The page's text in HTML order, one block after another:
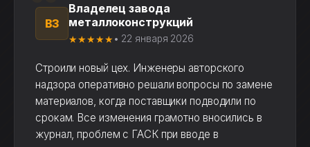
ВЗ
Владелец завода
металлоконструкций
★★★★★ • 22 января 2026
Строили новый цех. Инженеры авторского
надзора оперативно решали вопросы по замене
материалов, когда поставщики подводили по
срокам. Все изменения грамотно вносились в
журнал, проблем с ГАСК при вводе в